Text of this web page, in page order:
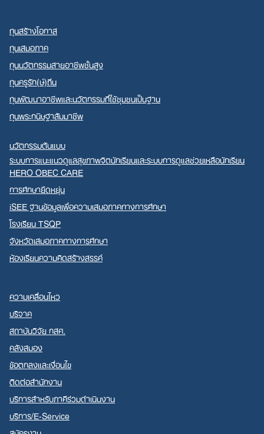
ทุนสร้างโอกาส
ทุนเสมอภาค
ทุนนวัตกรรมสายอาชีพชั้นสูง
ทุนครูรัก(ษ์)ถิ่น
ทุนพัฒนาอาชีพและนวัตกรรมที่ใช้ชุมชนเป็นฐาน
ทุนพระกนิษฐาสัมมาชีพ
นวัตกรรมต้นแบบ
ระบบการแนะแนวดูแลสุขภาพจิตนักเรียนและระบบการดูแลช่วยเหลือนักเรียน
HERO OBEC CARE
การศึกษายืดหยุ่น
iSEE ฐานข้อมูลเพื่อความเสมอภาคทางการศึกษา
โรงเรียน TSQP
จังหวัดเสมอภาคทางการศึกษา
ห้องเรียนความคิดสร้างสรรค์
ความเคลื่อนไหว
บริจาค
สถาบันวิจัย กสศ.
คลังสมอง
ข้อตกลงและเงื่อนไข
ติดต่อสำนักงาน
บริการสำหรับภาคีร่วมดำเนินงาน
บริการ/E-Service